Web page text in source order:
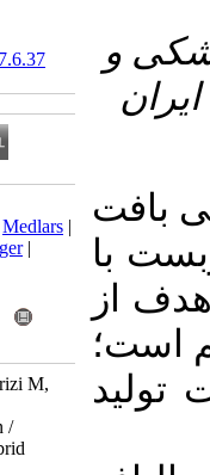
10.61186/
Download citation:
BibTeX | RIS|EndNote|
ProCite
Reference
Send citation to:
Mendeley
Zotero
Dehghan M, Khajeh
Nikukar H. Production of
Polycaprolactone / Gelatin /
Polydimethylsiloxane
Nanofibers with Different